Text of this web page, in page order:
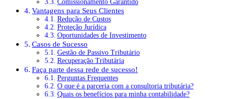
Comissionamento Garantido
Vantagens para Seus Clientes
Redução de Custos
Proteção Jurídica
Oportunidades de Investimento
Casos de Sucesso
Gestão de Passivo Tributário
Recuperação Tributária
Faça parte dessa rede de sucesso!
Perguntas Frequentes
O que é a parceria com a consultoria tributária?
Quais os benefícios para minha contabilidade?